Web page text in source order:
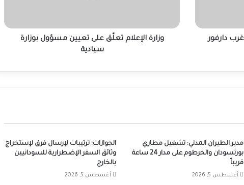
وزارة الإعلام تعلّق على تعيين مسؤول بوزارة
سيادية
مدير الطيران المدني: تشغيل مطاري
بورتسودان والخرطوم على مدار 24 ساعة
قريباً
أغسطس 5, 2026
الجوازات: ترتيبات لإرسال فرق لإستخراج
وثائق السفر الإضطرارية للسودانيين
بالخارج
أغسطس 5, 2026